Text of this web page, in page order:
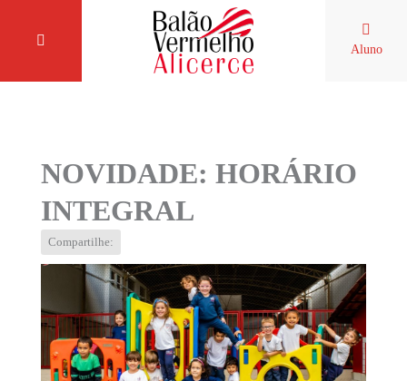
Aluno
NOVIDADE: HORÁRIO
INTEGRAL
Compartilhe: